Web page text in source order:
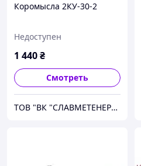
Коромысла 2КУ-30-2
Недоступен
1 440₴
Смотреть
ТОВ "ВК "СЛАВМЕТЕНЕРГО"